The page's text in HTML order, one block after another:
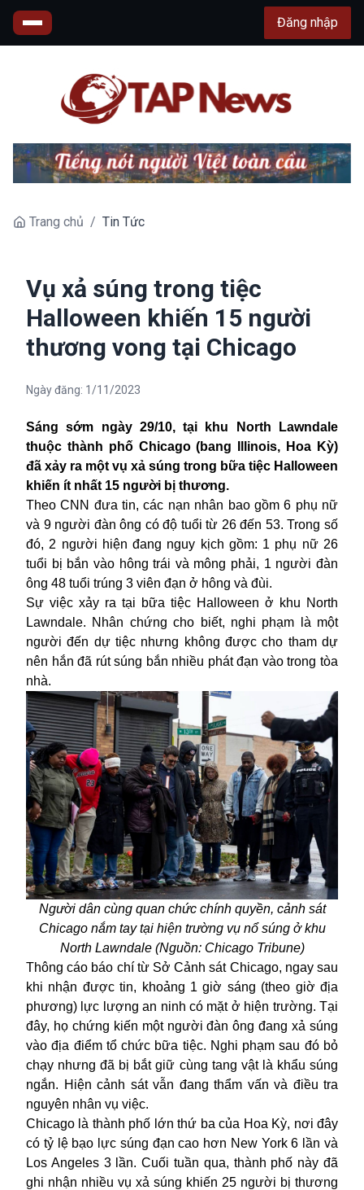
Đăng nhập
Trang chủ / Tin Tức
Vụ xả súng trong tiệc
Halloween khiến 15 người
thương vong tại Chicago
Ngày đăng: 1/11/2023
Sáng sớm ngày 29/10, tại khu North Lawndale
thuộc thành phố Chicago (bang Illinois, Hoa Kỳ)
đã xảy ra một vụ xả súng trong bữa tiệc Halloween
khiến ít nhất 15 người bị thương.
Theo CNN đưa tin, các nạn nhân bao gồm 6 phụ nữ
và 9 người đàn ông có độ tuổi từ 26 đến 53. Trong số
đó, 2 người hiện đang nguy kịch gồm: 1 phụ nữ 26
tuổi bị bắn vào hông trái và mông phải, 1 người đàn
ông 48 tuổi trúng 3 viên đạn ở hông và đùi.
Sự việc xảy ra tại bữa tiệc Halloween ở khu North
Lawndale. Nhân chứng cho biết, nghi phạm là một
người đến dự tiệc nhưng không được cho tham dự
nên hắn đã rút súng bắn nhiều phát đạn vào trong tòa
nhà.
Người dân cùng quan chức chính quyền, cảnh sát
Chicago nắm tay tại hiện trường vụ nổ súng ở khu
North Lawndale (Nguồn: Chicago Tribune)
Thông cáo báo chí từ Sở Cảnh sát Chicago, ngay sau
khi nhận được tin, khoảng 1 giờ sáng (theo giờ địa
phương) lực lượng an ninh có mặt ở hiện trường. Tại
đây, họ chứng kiến một người đàn ông đang xả súng
vào địa điểm tổ chức bữa tiệc. Nghi phạm sau đó bỏ
chạy nhưng đã bị bắt giữ cùng tang vật là khẩu súng
ngắn. Hiện cảnh sát vẫn đang thẩm vấn và điều tra
nguyên nhân vụ việc.
Chicago là thành phố lớn thứ ba của Hoa Kỳ, nơi đây
có tỷ lệ bạo lực súng đạn cao hơn New York 6 lần và
Los Angeles 3 lần. Cuối tuần qua, thành phố này đã
ghi nhận nhiều vụ xả súng khiến 25 người bị thương